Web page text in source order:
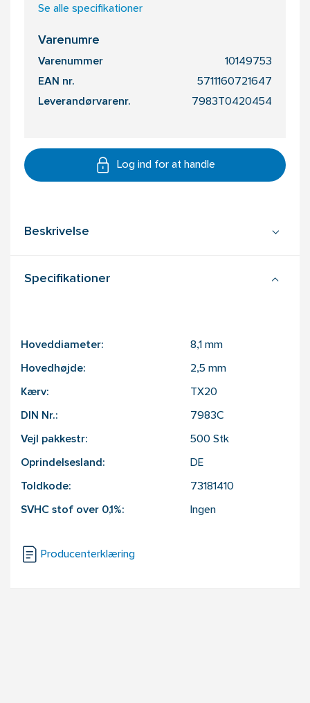
Se alle specifikationer
Varenumre
Varenummer 10149753
EAN nr. 5711160721647
Leverandørvarenr. 7983T0420454
Log ind for at handle
Beskrivelse
Specifikationer
Hoveddiameter: 8,1 mm
Hovedhøjde: 2,5 mm
Kærv: TX20
DIN Nr.: 7983C
Vejl pakkestr: 500 Stk
Oprindelsesland: DE
Toldkode: 73181410
SVHC stof over 0,1%: Ingen
Producenterklæring